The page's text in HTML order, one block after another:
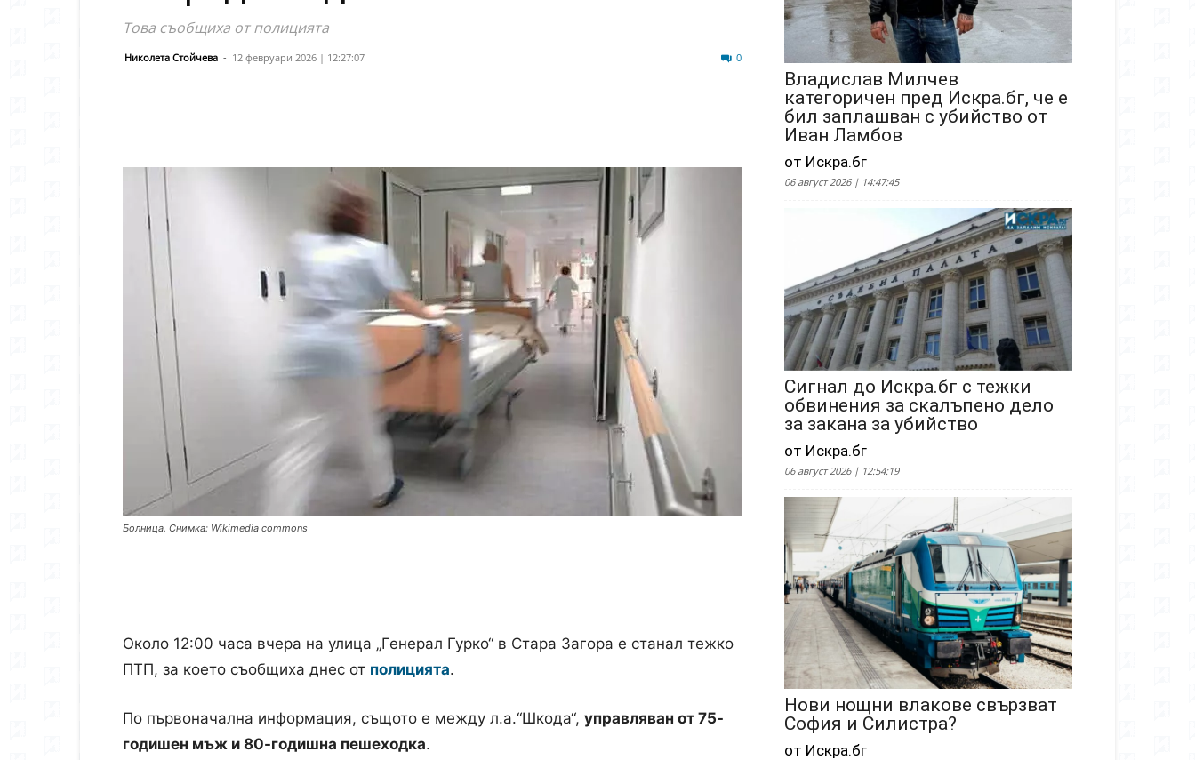
Това съобщиха от полицията
Николета Стойчева - 12 февруари 2026 | 12:27:07 0
Болница. Снимка: Wikimedia commons
Около 12:00 часа вчера на улица „Генерал Гурко“ в Стара Загора е станал тежко
ПТП, за което съобщиха днес от полицията.
По първоначална информация, същото е между л.а.“Шкода“, управляван от 75-
годишен мъж и 80-годишна пешеходка.
Владислав Милчев
категоричен пред Искра.бг, че е
бил заплашван с убийство от
Иван Ламбов
от Искра.бг
06 август 2026 | 14:47:45
Сигнал до Искра.бг с тежки
обвинения за скалъпено дело
за закана за убийство
от Искра.бг
06 август 2026 | 12:54:19
Нови нощни влакове свързват
София и Силистра?
от Искра.бг